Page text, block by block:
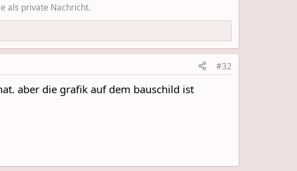
als private Nachricht.
#32
aber die grafik auf dem bauschild ist